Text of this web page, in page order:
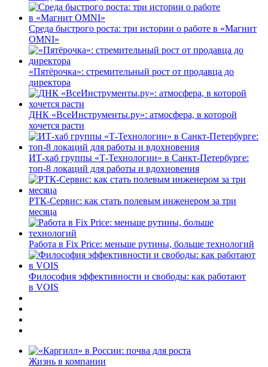
Среда быстрого роста: три истории о работе в «Магнит
OMNI»
«Пятёрочка»: стремительный рост от продавца до
директора
ДНК «ВсеИнструменты.ру»: атмосфера, в которой
хочется расти
ИТ-хаб группы «Т-Технологии» в Санкт-Петербурге:
топ-8 локаций для работы и вдохновения
РТК-Сервис: как стать полевым инженером за три
месяца
Работа в Fix Price: меньше рутины, больше технологий
Философия эффективности и свободы: как работают
в VOIS
Жизнь в компании